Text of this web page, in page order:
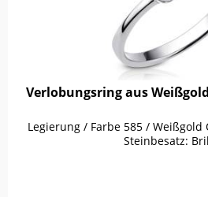
Verlobungsring aus
Legierung / Farbe 585 / Weißgold
Steinbesatz: